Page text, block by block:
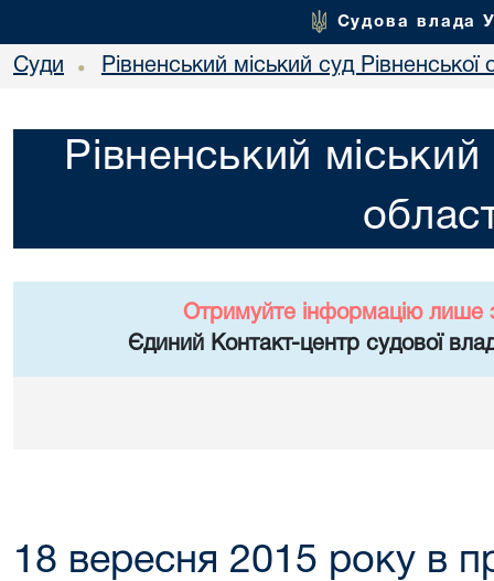
Судова влада
Суди • Рівненський міський суд Рівненської
Рівненський міський
Отримуйте інформацію лише
Єдиний Контакт-центр судової
18 вересня 2015 року в